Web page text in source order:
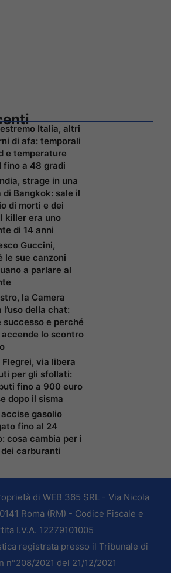
Italia, altri
di afa: temporali
e temperature
fino a 48 gradi
strage in una
di Bangkok: sale il
di morti e dei
killer era uno
di 14 anni
Guccini,
le sue canzoni
a parlare al
la Camera
l’uso della chat:
successo e perché
lo scontro
Flegrei, via libera
per gli sfollati:
fino a 900 euro
dopo il sisma
gasolio
fino al 24
cosa cambia per i
carburanti
di WEB 365 SRL - Via Nicola
Roma (RM) - Codice Fiscale e
I.V.A. 12279101005
registrata presso il Tribunale di
n°208/2021 del 21/12/2021